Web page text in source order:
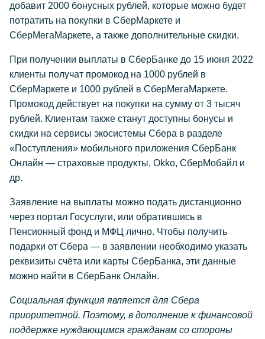
добавит 2000 бонусных рублей, которые можно будет
потратить на покупки в СберМаркете и
СберМегаМаркете, а также дополнительные скидки.
При получении выплаты в СберБанке до 15 июня 2022
клиенты получат промокод на 1000 рублей в
СберМаркете и 1000 рублей в СберМегаМаркете.
Промокод действует на покупки на сумму от 3 тысяч
рублей. Клиентам также станут доступны бонусы и
скидки на сервисы экосистемы Сбера в разделе
«Поступления» мобильного приложения СберБанк
Онлайн — страховые продукты, Okko, СберМобайл и
др.
Заявление на выплаты можно подать дистанционно
через портал Госуслуги, или обратившись в
Пенсионный фонд и МФЦ лично. Чтобы получить
подарки от Сбера — в заявлении необходимо указать
реквизиты счёта или карты СберБанка, эти данные
можно найти в СберБанк Онлайн.
Социальная функция является для Сбера
приоритетной. Поэтому, в дополнение к финансовой
поддержке нуждающимся гражданам со стороны